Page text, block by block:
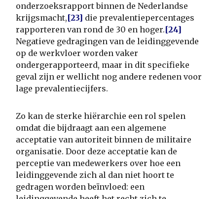
onderzoeksrapport binnen de Nederlandse
krijgsmacht,[23] die prevalentiepercentages
rapporteren van rond de 30 en hoger.[24]
Negatieve gedragingen van de leidinggevende
op de werkvloer worden vaker
ondergerapporteerd, maar in dit specifieke
geval zijn er wellicht nog andere redenen voor
lage prevalentiecijfers.
Zo kan de sterke hiërarchie een rol spelen
omdat die bijdraagt aan een algemene
acceptatie van autoriteit binnen de militaire
organisatie. Door deze acceptatie kan de
perceptie van medewerkers over hoe een
leidinggevende zich al dan niet hoort te
gedragen worden beïnvloed: een